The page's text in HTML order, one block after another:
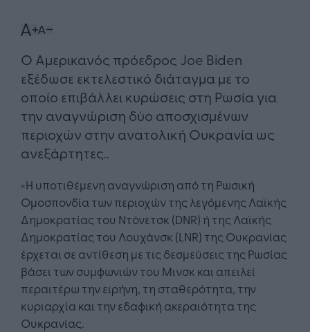
​Ο Αμερικανός πρόεδρος Joe Biden
εξέδωσε εκτελεστικό διάταγμα με το
οποίο επιβάλλει κυρώσεις στη Ρωσία για
την αναγνώριση δύο αποσχισμένων
περιοχών στην ανατολική Ουκρανία ως
ανεξάρτητες..
«Η υποτιθέμενη αναγνώριση από τη Ρωσική
Ομοσπονδία των περιοχών της λεγόμενης Λαϊκής
Δημοκρατίας του Ντόνετσκ (DNR) ή της Λαϊκής
Δημοκρατίας του Λουχάνσκ (LNR) της Ουκρανίας
έρχεται σε αντίθεση με τις δεσμεύσεις της Ρωσίας
βάσει των συμφωνιών του Μινσκ και απειλεί
περαιτέρω την ειρήνη, τη σταθερότητα, την
κυριαρχία και την εδαφική ακεραιότητα της
Ουκρανίας.